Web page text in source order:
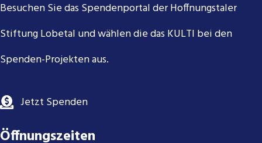
Besuchen Sie das Spendenportal der Hoffnungstaler
Stiftung Lobetal und wählen die das KULTI bei den
Spenden-Projekten aus.
Jetzt Spenden
Öffnungszeiten